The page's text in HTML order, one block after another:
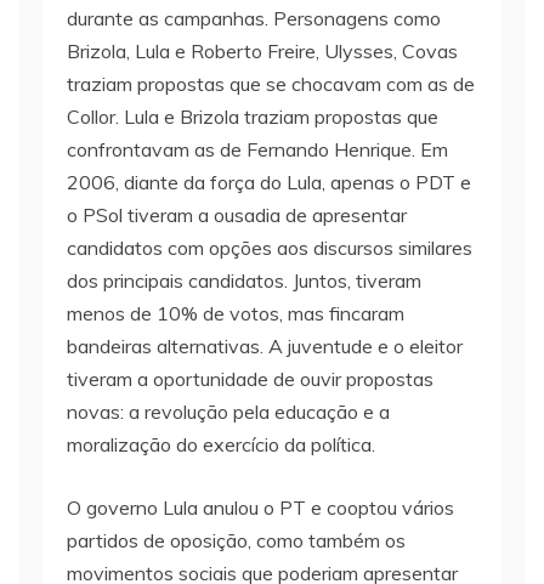
durante as campanhas. Personagens como
Brizola, Lula e Roberto Freire, Ulysses, Covas
traziam propostas que se chocavam com as de
Collor. Lula e Brizola traziam propostas que
confrontavam as de Fernando Henrique. Em
2006, diante da força do Lula, apenas o PDT e
o PSol tiveram a ousadia de apresentar
candidatos com opções aos discursos similares
dos principais candidatos. Juntos, tiveram
menos de 10% de votos, mas fincaram
bandeiras alternativas. A juventude e o eleitor
tiveram a oportunidade de ouvir propostas
novas: a revolução pela educação e a
moralização do exercício da política.
O governo Lula anulou o PT e cooptou vários
partidos de oposição, como também os
movimentos sociais que poderiam apresentar